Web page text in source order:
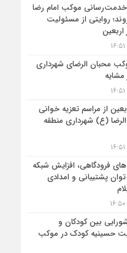
موکب امام رضا
روایتی از مسئولیت
محبان الرضای شهرداری
از مراسم تعزیه خوانی
(ع) شهرداری منطقه
فرودگاهی، افزایش شبکه
پشتیبانی و امدادی
بین کودکان و
حسینیه کودک در موکب